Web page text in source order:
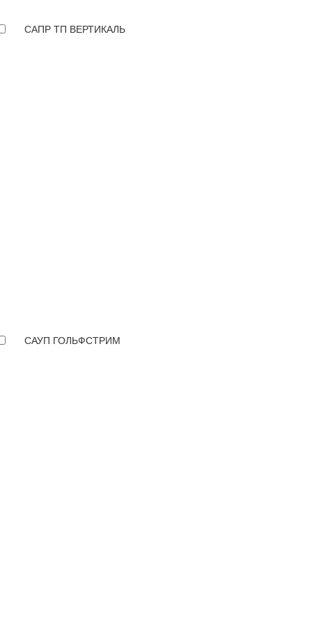
САПР ТП ВЕРТИКАЛЬ
САУП ГОЛЬФСТРИМ